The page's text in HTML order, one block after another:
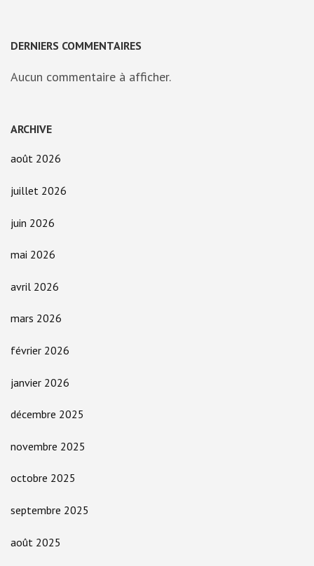
DERNIERS COMMENTAIRES
Aucun commentaire à afficher.
ARCHIVE
août 2026
juillet 2026
juin 2026
mai 2026
avril 2026
mars 2026
février 2026
janvier 2026
décembre 2025
novembre 2025
octobre 2025
septembre 2025
août 2025